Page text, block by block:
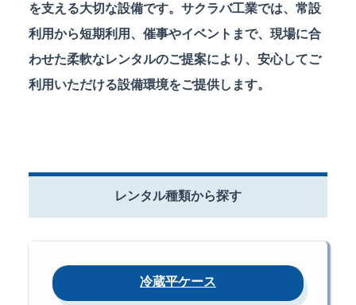
を支える大切な設備です。サクラバ工業では、常設
利用から短期利用、催事やイベントまで、現場に合
わせた柔軟なレンタルのご提案により、安心してご
利用いただける設備環境をご提供します。
レンタル種類から探す
冷蔵平ケース